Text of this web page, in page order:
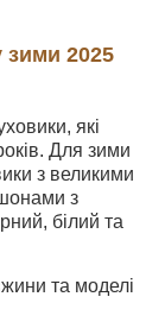
зими 2025
які
Для зими
з великими
з
білий та
та моделі